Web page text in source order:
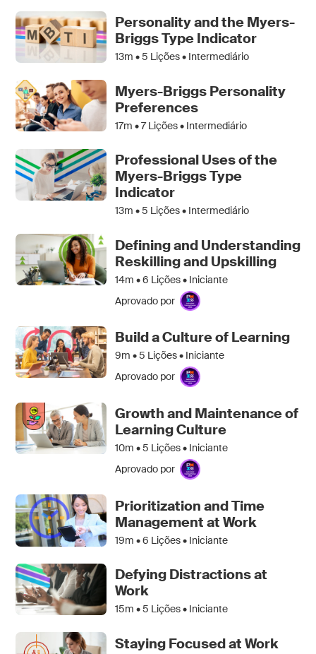
Personality and the Myers-
Briggs Type Indicator
13m •5 Lições • Intermediário
Myers-Briggs Personality
Preferences
17m •7Lições • Intermediário
Professional Uses of the
Myers-Briggs Type
Indicator
13m •5 Lições • Intermediário
Defining and Understanding
Reskilling and Upskilling
14m •6 Lições • Iniciante
Aprovado por
Build a Culture of Learning
9m •5 Lições • Iniciante
Aprovado por
Growth and Maintenance of
Learning Culture
10m •5 Lições • Iniciante
Aprovado por
Prioritization and Time
Management at Work
19m •6 Lições • Iniciante
Defying Distractions at
Work
15m •5 Lições • Iniciante
Staying Focused at Work